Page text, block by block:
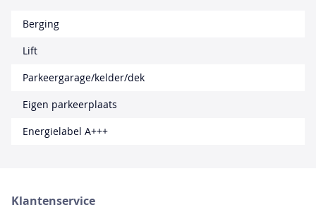
Berging
Lift
Parkeergarage/kelder/dek
Eigen parkeerplaats
Energielabel A+++
Klantenservice